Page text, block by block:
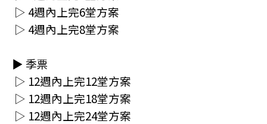
▷ 4週內上完6堂方案
▷ 4週內上完8堂方案
▶ 季票
▷ 12週內上完12堂方案
▷ 12週內上完18堂方案
▷ 12週內上完24堂方案